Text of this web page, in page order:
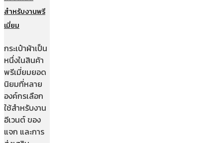
สำหรับงานพรี
เมี่ยม
กระเป๋าผ้าเป็น
หนึ่งในสินค้า
พรีเมี่ยมยอด
นิยมที่หลาย
องค์กรเลือก
ใช้สำหรับงาน
อีเวนต์ ของ
แจก และการ